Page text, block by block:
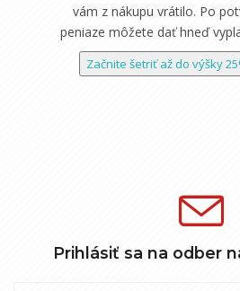
vám z nákupu vrátilo. Po
peniaze môžete dať hneď
Začnite šetriť až do výšky
Prihlásiť sa na odber